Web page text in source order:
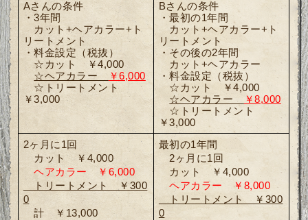
Aさんの条件
・3年間
カット+ヘアカラー+ト
リートメント
・料金設定（税抜）
☆カット　￥4,000
☆ヘアカラー
￥6,000
☆トリートメント
￥3,000
Bさんの条件
・最初の1年間
カット+ヘアカラー+ト
リートメント
・その後の2年間
カット+ヘアカラー
・料金設定（税抜）
☆カット　￥4,000
☆ヘアカラー
￥8,000
☆トリートメント
￥3,000
2ヶ月に1回
カット　￥4,000
ヘアカラー　￥6,000
トリートメント　￥300
0
計　￥13,000
最初の1年間
2ヶ月に1回
カット　￥4,000
ヘアカラー　￥8,000
トリートメント　￥300
0